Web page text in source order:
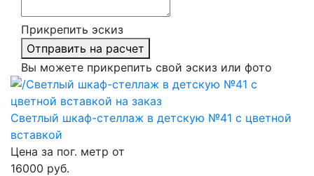
Прикрепить эскиз
Отправить на расчет
Вы можете прикрепить свой эскиз или фото
Светлый шкаф-стеллаж в детскую №41 с цветной
вставкой
Цена за пог. метр от
16000 руб.